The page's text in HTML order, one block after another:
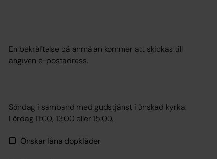
En bekräftelse på anmälan kommer att skickas till
angiven e-postadress.
Söndag i samband med gudstjänst i önskad kyrka.
Lördag 11:00, 13:00 eller 15:00.
Önskar låna dopkläder